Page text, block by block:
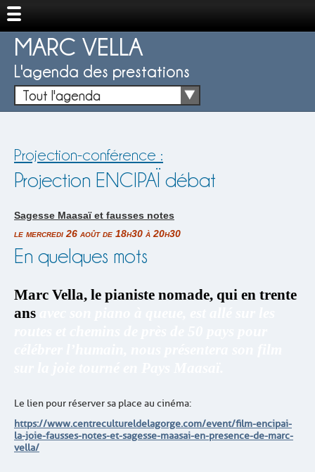
MARC VELLA
L'agenda des prestations
Tout l'agenda
Projection-conférence :
Projection ENCIPAÏ débat
Sagesse Maasaï et fausses notes
le mercredi 26 août de 18h30 à 20h30
En quelques mots
Marc Vella, le pianiste nomade, qui en trente
ans
Le lien pour réserver sa place au cinéma :
https://www.centrecultureldelagorge.com/event/film-encipai-
la-joie-fausses-notes-et-sagesse-maasai-en-presence-de-marc-
vella/